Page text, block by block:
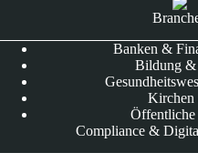
Banken &
Bildung &
Kirchen
Compliance &